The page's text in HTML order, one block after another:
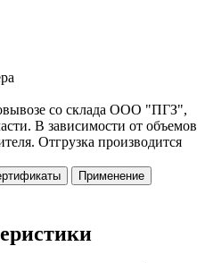
со склада ООО "ПГЗ",
В зависимости от объемов
Отгрузка производится
Применение